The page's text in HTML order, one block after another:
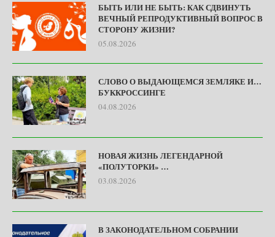
БЫТЬ ИЛИ НЕ БЫТЬ: КАК СДВИНУТЬ
ВЕЧНЫЙ РЕПРОДУКТИВНЫЙ ВОПРОС В
СТОРОНУ ЖИЗНИ?
05.08.2026
СЛОВО О ВЫДАЮЩЕМСЯ ЗЕМЛЯКЕ И…
БУККРОССИНГЕ
04.08.2026
НОВАЯ ЖИЗНЬ ЛЕГЕНДАРНОЙ
«ПОЛУТОРКИ» …
03.08.2026
В ЗАКОНОДАТЕЛЬНОМ СОБРАНИИ